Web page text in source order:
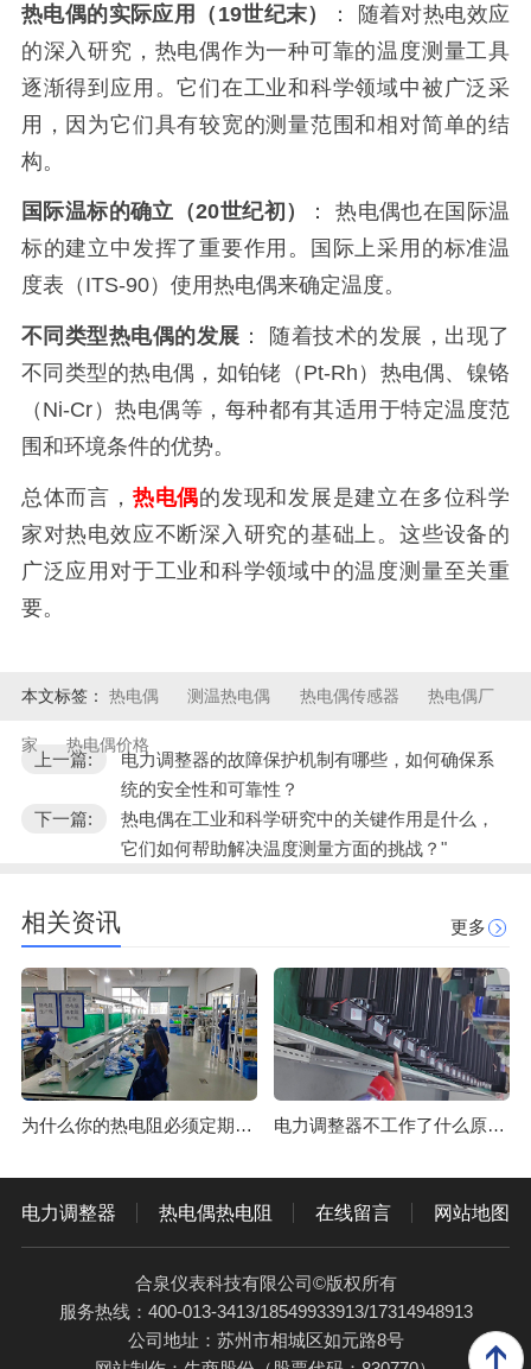
热电偶的实际应用（19世纪末）
： 随着对热电效应
的深入研究，热电偶作为一种可靠的温度测量工具
逐渐得到应用。它们在工业和科学领域中被广泛采
用，因为它们具有较宽的测量范围和相对简单的结
构。
国际温标的确立（20世纪初）
： 热电偶也在国际温
标的建立中发挥了重要作用。国际上采用的标准温
度表（ITS-90）使用热电偶来确定温度。
不同类型热电偶的发展 ： 随着技术的发展，出现了
不同类型的热电偶，如铂铑（Pt-Rh）热电偶、镍铬
（Ni-Cr）热电偶等，每种都有其适用于特定温度范
围和环境条件的优势。
总体而言， 热电偶的发现和发展是建立在多位科学
家对热电效应不断深入研究的基础上。这些设备的
广泛应用对于工业和科学领域中的温度测量至关重
要。
本文标签： 热电偶 测温热电偶 热电偶传感器 热电偶厂
家 热电偶价格
上一篇:
电力调整器的故障保护机制有哪些，如何确保系
统的安全性和可靠性？
下一篇:
热电偶在工业和科学研究中的关键作用是什么，
它们如何帮助解决温度测量方面的挑战？"
相关资讯 更多
为什么你的热电阻必须定期校准？ 电力调整器不工作了什么原因？
电力调整器 热电偶热电阻 在线留言 网站地图
合泉仪表科技有限公司©版权所有
服务热线：400-013-3413/18549933913/17314948913
公司地址：苏州市相城区如元路8号